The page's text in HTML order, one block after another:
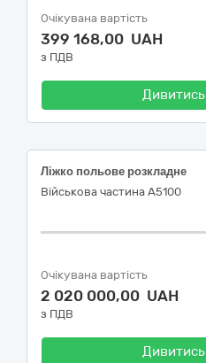
Очікувана вартість
399 168,00 UAH
з ПДВ
Дивитись
Ліжко польове розкладне
Військова частина А5100
Очікувана вартість
2 020 000,00 UAH
з ПДВ
Дивитись